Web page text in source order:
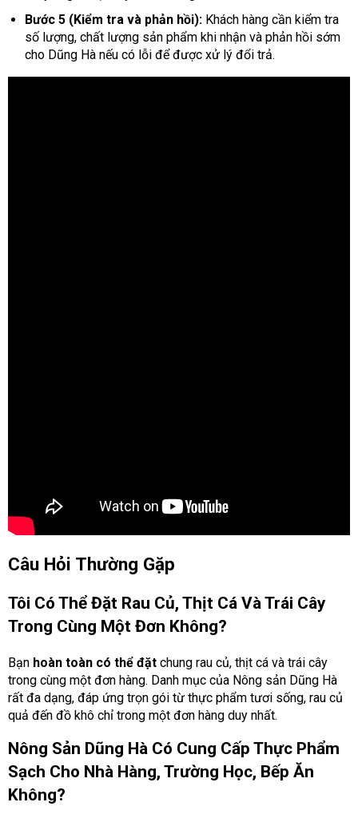
Bước 5 (Kiểm tra và phản hồi):Khách hàng cần kiểm tra
số lượng, chất lượng sản phẩm khi nhận và phản hồi sớm
cho Dũng Hà nếu có lỗi để được xử lý đổi trả.
Câu Hỏi Thường Gặp
Tôi Có Thể Đặt Rau Củ, Thịt Cá Và Trái Cây
Trong Cùng Một Đơn Không?
Bạn hoàn toàn có thể đặt chung rau củ, thịt cá và trái cây
trong cùng một đơn hàng. Danh mục của Nông sản Dũng Hà
rất đa dạng, đáp ứng trọn gói từ thực phẩm tươi sống, rau củ
quả đến đồ khô chỉ trong một đơn hàng duy nhất.
Nông Sản Dũng Hà Có Cung Cấp Thực Phẩm
Sạch Cho Nhà Hàng, Trường Học, Bếp Ăn
Không?